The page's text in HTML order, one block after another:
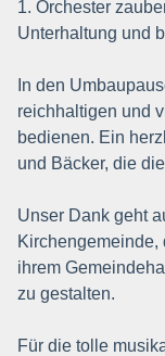
1. Orchester
Unterhaltung und
In den
reichhaltigen und
bedienen. Ein
und Bäcker, die
Unser Dank geht
Kirchengemeinde,
ihrem
zu gestalten.
Für die tolle